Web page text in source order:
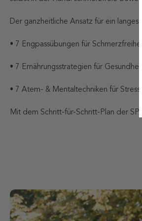
Der ganzheitliche Ansatz für ein langes
• 7 Engpassübungen für
• 7 Ernährungsstrategien für
• 7 Atem- & Mentaltechniken für
Mit dem Schritt-für-Schritt-Plan der